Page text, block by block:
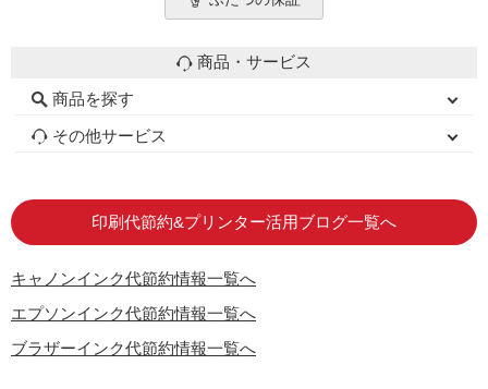
商品・サービス
商品を探す
初心者用セット
キャノンインク
エプソンインク
ブラザーインク
詰め替えインク
互換インクボトル
互換インクカートリッジ
再生インクカートリッジ
トナーカートリッジ
その他サービス
印刷代節約&プリンター活用ブログ一覧へ
キャノンインク代節約情報一覧へ
エプソンインク代節約情報一覧へ
ブラザーインク代節約情報一覧へ